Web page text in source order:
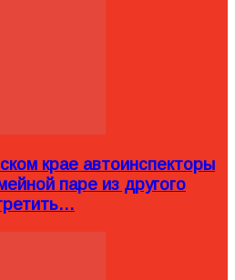
крае автоинспекторы
паре из другого